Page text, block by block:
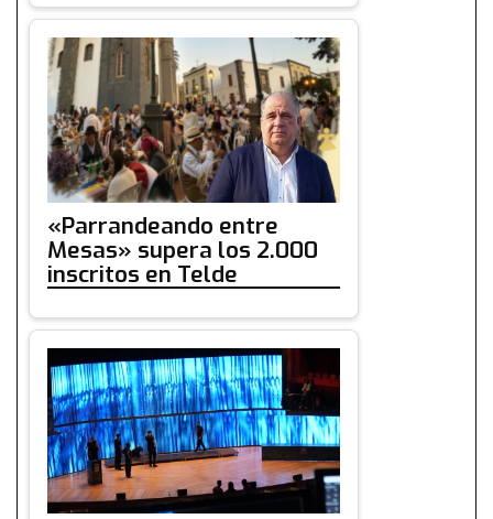
«Parrandeando entre
Mesas» supera los 2.000
inscritos en Telde